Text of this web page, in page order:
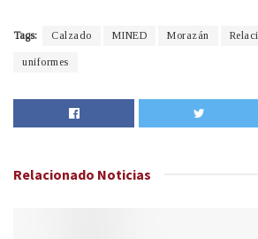
Tags: Calzado MINED Morazán
uniformes
Relacionado Noticias